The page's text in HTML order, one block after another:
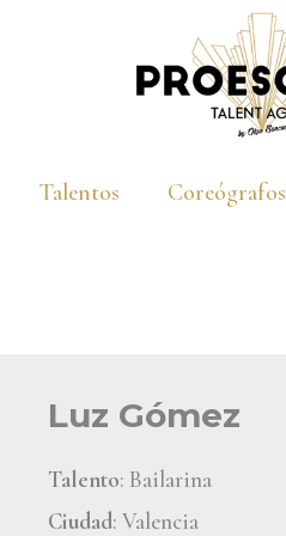
Talentos Coreógrafos
Luz Gómez
Talento: Bailarina
Ciudad: Valencia